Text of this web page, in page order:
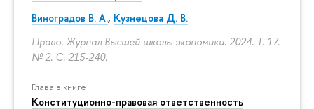
Виноградов В. А., Кузнецова Д. В.
Право. Журнал Высшей школы экономики. 2024. Т. 17.
№ 2. С. 215-240.
Глава в книге
Конституционно-правовая ответственность